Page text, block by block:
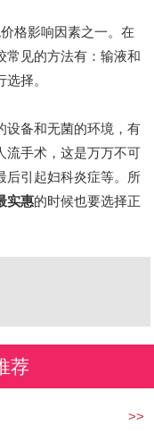
格影响因素之一。在
常见的方法有：输液和
择。
备和无菌的环境，有
流手术，这是万万不可
后引起妇科炎症等。所
实惠的时候也要选择正
荐
>>